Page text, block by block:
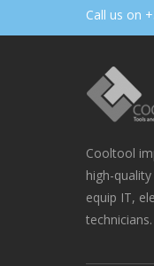
Call us on
Cooltool
high-
equip IT,
technicians.